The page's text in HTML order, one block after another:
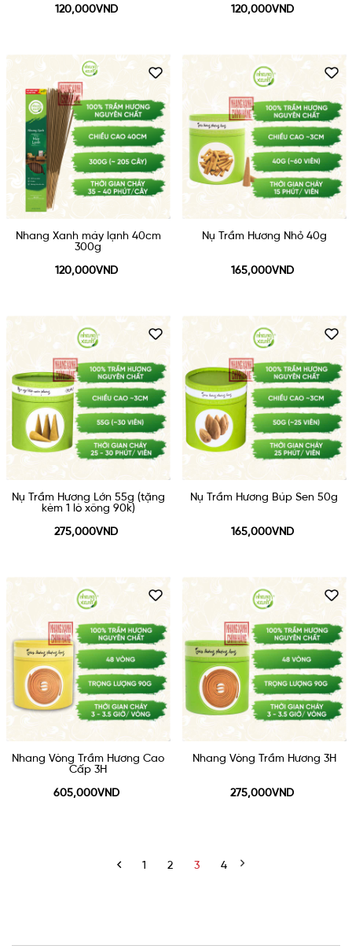
120,000VND 120,000VND
Nhang Xanh máy lạnh 40cm
300g
120,000VND
Nụ Trầm Hương Nhỏ 40g
165,000VND
Nụ Trầm Hương Lớn 55g (tặng
kèm 1 lò xông 90k)
275,000VND
Nụ Trầm Hương Búp Sen 50g
165,000VND
Nhang Vòng Trầm Hương Cao
Cấp 3H
605,000VND
Nhang Vòng Trầm Hương 3H
275,000VND
1 2 3 4